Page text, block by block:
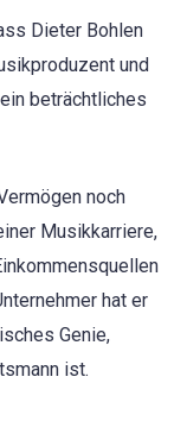
Dieter Bohlen
und
beträchtliches
noch
Musikkarriere,
hat er
Genie,
ist.